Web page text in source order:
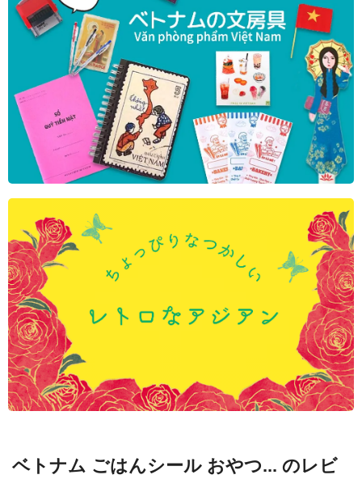
ベトナム ごはんシール おやつ... のレビ